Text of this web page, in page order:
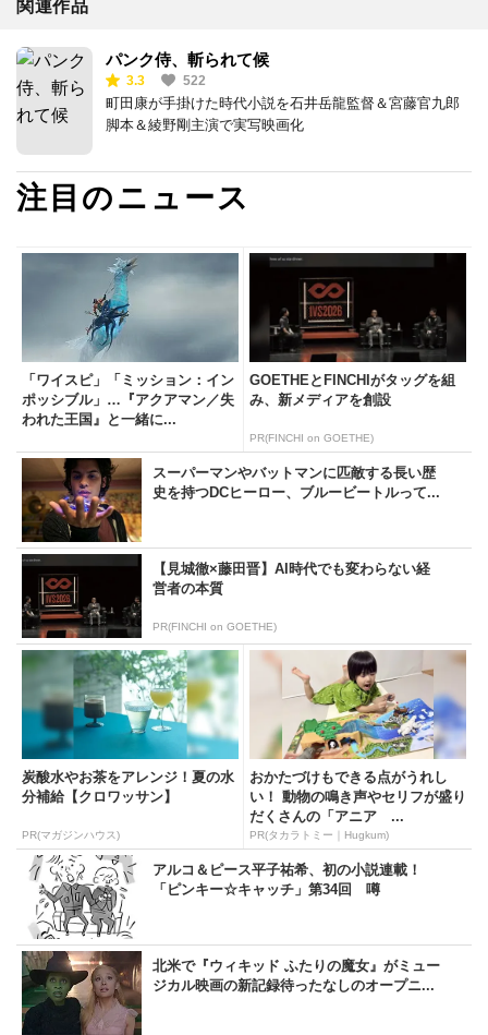
関連作品
パンク侍、斬られて候
3.3 522
町田康が手掛けた時代小説を石井岳龍監督＆宮藤官九郎
脚本＆綾野剛主演で実写映画化
注目のニュース
「ワイスピ」「ミッション：イン
ポッシブル」…『アクアマン／失
われた王国』と一緒に...
GOETHEとFINCHIがタッグを組
み、新メディアを創設
PR(FINCHI on GOETHE)
スーパーマンやバットマンに匹敵する長い歴
史を持つDCヒーロー、ブルービートルって...
【見城徹×藤田晋】AI時代でも変わらない経
営者の本質
PR(FINCHI on GOETHE)
炭酸水やお茶をアレンジ！夏の水
分補給【クロワッサン】
PR(マガジンハウス)
おかたづけもできる点がうれし
い！ 動物の鳴き声やセリフが盛り
だくさんの「アニア ...
PR(タカラトミー｜Hugkum)
アルコ＆ピース平子祐希、初の小説連載！
「ピンキー☆キャッチ」第34回 噂
北米で『ウィキッド ふたりの魔女』がミュー
ジカル映画の新記録待ったなしのオープニ...